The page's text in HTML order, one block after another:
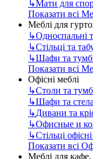
↳Мати для
Показати всі
Меблі для
↳Односпальні
↳Стільці та
↳Шафи та
Показати всі
Офісні меблі
↳Столи та
↳Шафи та
↳Дивани та
↳Офисные и
↳Стільці офісні
Показати всі
Меблі для кафе,